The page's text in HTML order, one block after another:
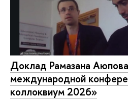
Доклад Рамазана
международной
коллоквиум 2026»